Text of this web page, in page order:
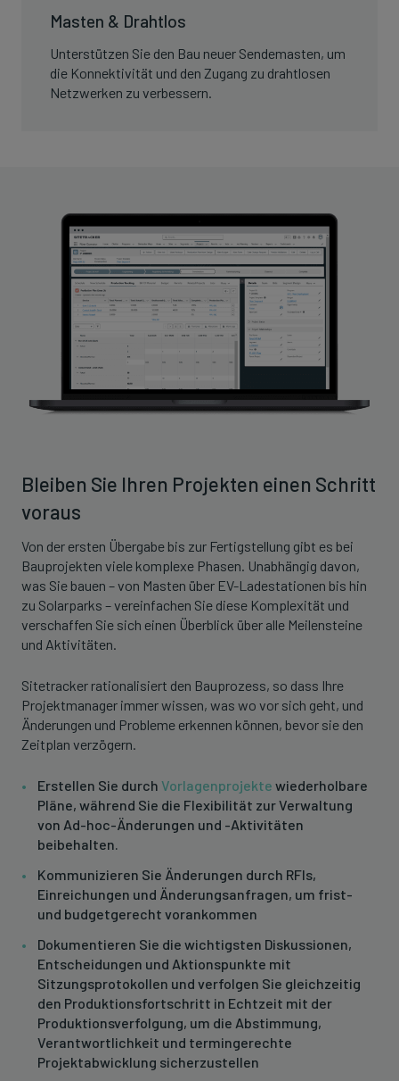
Masten & Drahtlos
Unterstützen Sie den Bau neuer Sendemasten, um
die Konnektivität und den Zugang zu drahtlosen
Netzwerken zu verbessern.
Bleiben Sie Ihren Projekten einen Schritt
voraus
Von der ersten Übergabe bis zur Fertigstellung gibt es bei
Bauprojekten viele komplexe Phasen. Unabhängig davon,
was Sie bauen – von Masten über EV-Ladestationen bis hin
zu Solarparks – vereinfachen Sie diese Komplexität und
verschaffen Sie sich einen Überblick über alle Meilensteine
und Aktivitäten.
Sitetracker rationalisiert den Bauprozess, so dass Ihre
Projektmanager immer wissen, was wo vor sich geht, und
Änderungen und Probleme erkennen können, bevor sie den
Zeitplan verzögern.
Erstellen Sie durch Vorlagenprojekte wiederholbare
Pläne, während Sie die Flexibilität zur Verwaltung
von Ad-hoc-Änderungen und -Aktivitäten
beibehalten.
Kommunizieren Sie Änderungen durch RFIs,
Einreichungen und Änderungsanfragen, um frist-
und budgetgerecht vorankommen
Dokumentieren Sie die wichtigsten Diskussionen,
Entscheidungen und Aktionspunkte mit
Sitzungsprotokollen und verfolgen Sie gleichzeitig
den Produktionsfortschritt in Echtzeit mit der
Produktionsverfolgung, um die Abstimmung,
Verantwortlichkeit und termingerechte
Projektabwicklung sicherzustellen